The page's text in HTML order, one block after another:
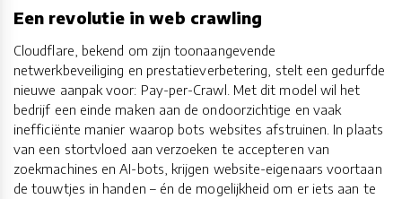
Een revolutie in web crawling
Cloudflare, bekend om zijn toonaangevende
netwerkbeveiliging en prestatieverbetering, stelt een gedurfde
nieuwe aanpak voor: Pay-per-Crawl. Met dit model wil het
bedrijf een einde maken aan de ondoorzichtige en vaak
inefficiënte manier waarop bots websites afstruinen. In plaats
van een stortvloed aan verzoeken te accepteren van
zoekmachines en AI-bots, krijgen website-eigenaars voortaan
de touwtjes in handen – én de mogelijkheid om er iets aan te